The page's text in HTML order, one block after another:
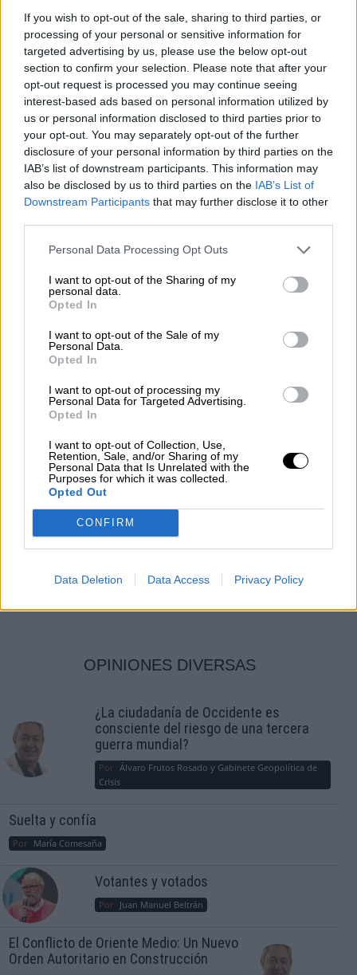
If you wish to opt-out of the sale, sharing to third parties, or
processing of your personal or sensitive information for
targeted advertising by us, please use the below opt-out
section to confirm your selection. Please note that after your
opt-out request is processed you may continue seeing
interest-based ads based on personal information utilized by
us or personal information disclosed to third parties prior to
your opt-out. You may separately opt-out of the further
disclosure of your personal information by third parties on the
IAB’s list of downstream participants. This information may
also be disclosed by us to third parties on the IAB’s List of
Downstream Participants that may further disclose it to other
Personal Data Processing Opt Outs
I want to opt-out of the Sharing of my
personal data.
Opted In
I want to opt-out of the Sale of my
Personal Data.
Opted In
I want to opt-out of processing my
Personal Data for Targeted Advertising.
Opted In
I want to opt-out of Collection, Use,
Retention, Sale, and/or Sharing of my
Personal Data that Is Unrelated with the
Purposes for which it was collected.
Opted Out
CONFIRM
Data Deletion Data Access Privacy Policy
Aitor Esteban: "no puede haber
restricciones en el ámbito de derechos"
PorCarlos Lucas
miércoles, 13 de mayo de 2020
Pedro Sánchez reclama a Casado y a
Arrimadas que rompan sus pactos
territoriales con la ultraderecha
Jose Luis Martín
Más artículos de este autor
OPINIONES DIVERSAS
¿La ciudadanía de Occidente es
consciente del riesgo de una tercera
guerra mundial?
Por Álvaro Frutos Rosado y Gabinete Geopolítica de
Crisis
Suelta y confía
Por María Comesaña
Votantes y votados
Por Juan Manuel Beltrán
El Conflicto de Oriente Medio: Un Nuevo
Orden Autoritario en Construcción